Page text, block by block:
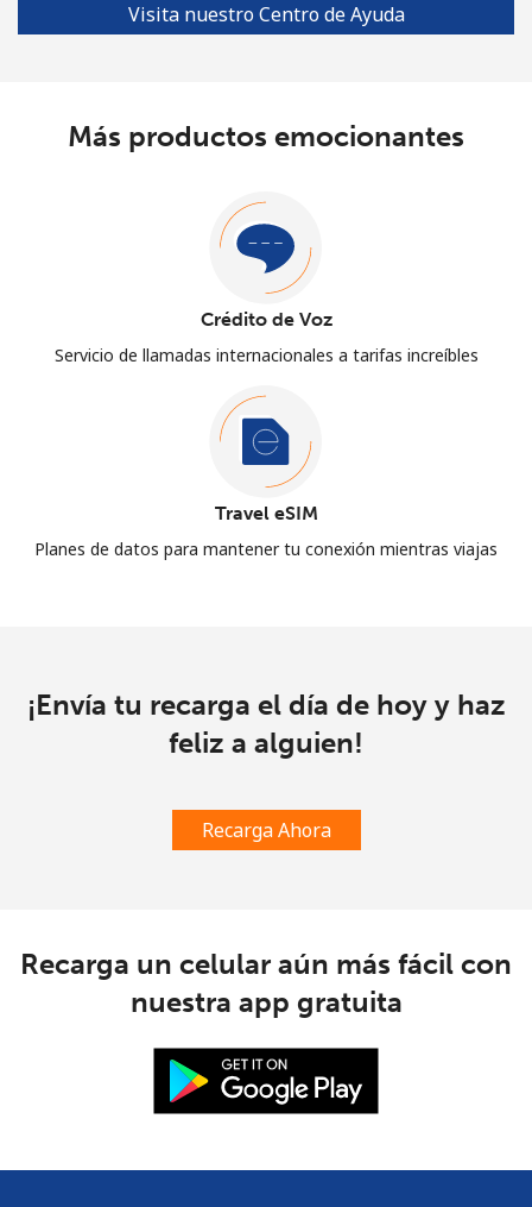
Visita nuestro Centro de Ayuda
Más productos emocionantes
Crédito de Voz
Servicio de llamadas internacionales a tarifas increíbles
Travel eSIM
Planes de datos para mantener tu conexión mientras viajas
¡Envía tu recarga el día de hoy y haz
feliz a alguien!
Recarga Ahora
Recarga un celular aún más fácil con
nuestra app gratuita